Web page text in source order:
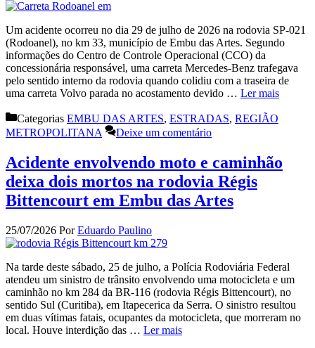
Um acidente ocorreu no dia 29 de julho de 2026 na rodovia SP-021
(Rodoanel), no km 33, município de Embu das Artes. Segundo
informações do Centro de Controle Operacional (CCO) da
concessionária responsável, uma carreta Mercedes-Benz trafegava
pelo sentido interno da rodovia quando colidiu com a traseira de
uma carreta Volvo parada no acostamento devido … Ler mais
Categorias EMBU DAS ARTES, ESTRADAS, REGIÃO
METROPOLITANA
Deixe um comentário
Acidente envolvendo moto e caminhão
deixa dois mortos na rodovia Régis
Bittencourt em Embu das Artes
25/07/2026 PorEduardo Paulino
Na tarde deste sábado, 25 de julho, a Polícia Rodoviária Federal
atendeu um sinistro de trânsito envolvendo uma motocicleta e um
caminhão no km 284 da BR-116 (rodovia Régis Bittencourt), no
sentido Sul (Curitiba), em Itapecerica da Serra. O sinistro resultou
em duas vítimas fatais, ocupantes da motocicleta, que morreram no
local. Houve interdição das … Ler mais